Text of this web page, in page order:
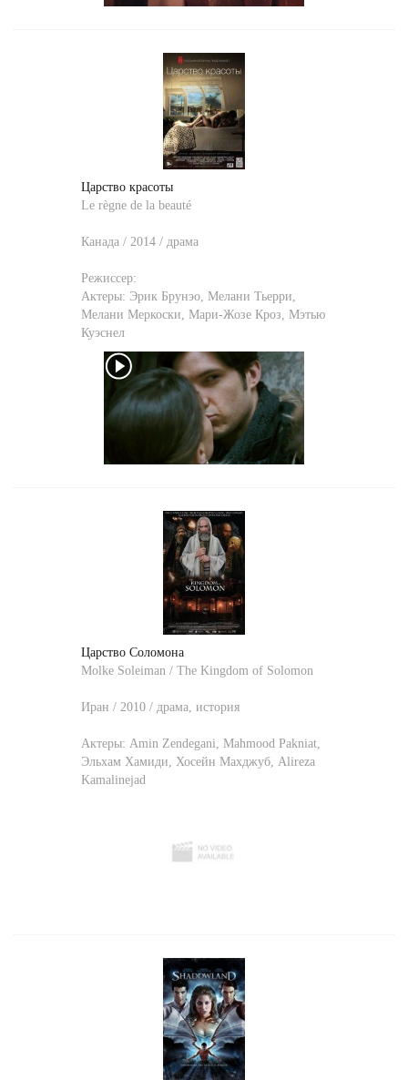
Царство красоты
Le règne de la beauté
Канада / 2014 / драма
Режиссер:
Актеры: Эрик Брунэо, Мелани Тьерри,
Мелани Меркоски, Мари-Жозе Кроз, Мэтью
Куэснел
Царство Соломона
Molke Soleiman / The Kingdom of Solomon
Иран / 2010 / драма, история
Актеры: Amin Zendegani Mahmood Pakniat
Эльхам Хамиди
Хосейн Махджуб Alireza
Kamalinejad